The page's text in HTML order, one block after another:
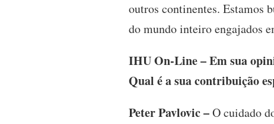
outros continentes. Estamos
do mundo inteiro engajados
IHU On-Line – Em sua
Qual é a sua contribuição
Peter Pavlovic –O cuidado